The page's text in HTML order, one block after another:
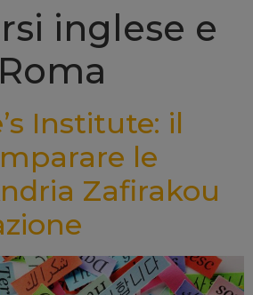
inglese e
Institute: il
le
Zafirakou